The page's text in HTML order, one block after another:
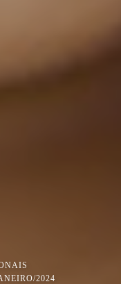
2024